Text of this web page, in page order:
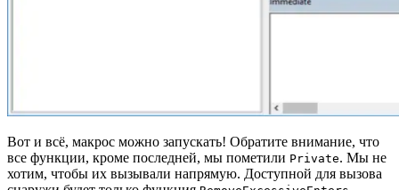
Вот и всё, макрос можно запускать! Обратите внимание, что
все функции, кроме последней, мы пометили Private. Мы не
хотим, чтобы их вызывали напрямую. Доступной для вызова